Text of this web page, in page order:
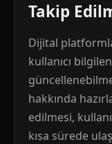
Takip
Dijital
kullanıcı
hakkında
edilmesi,
kısa sürede